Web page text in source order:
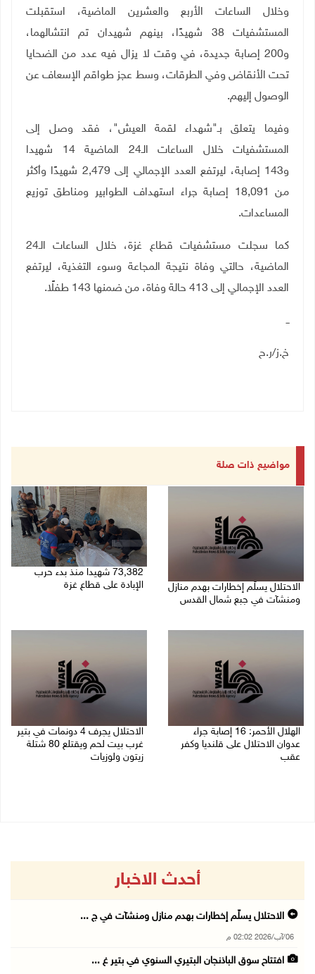
وخلال الساعات الأربع والعشرين الماضية، استقبلت
المستشفيات
38 شهيدًا، بينهم شهيدان تم انتشالهما،
و200 إصابة جديدة، في وقت لا يزال فيه عدد من الضحايا
تحت الأنقاض وفي الطرقات، وسط عجز طواقم الإسعاف عن
الوصول إليهم.
وفيما يتعلق بـ"شهداء لقمة العيش"، فقد وصل إلى
المستشفيات خلال الساعات الـ24 الماضية
14 شهيدا
و143 إصابة، ليرتفع العدد الإجمالي إلى 2,479 شهيدًا وأكثر
من 18,091 إصابة جراء استهداف الطوابير ومناطق توزيع
المساعدات.
كما سجلت مستشفيات قطاع غزة، خلال الساعات الـ24
الماضية، حالتي وفاة نتيجة المجاعة وسوء التغذية، ليرتفع
العدد الإجمالي إلى 413 حالة وفاة، من ضمنها 143 طفلًا.
ــ
خ.ز/ر.ح
مواضيع ذات صلة
الاحتلال يسلّم إخطارات بهدم منازل
ومنشآت في جبع شمال القدس
73,382 شهيدا منذ بدء حرب
الإبادة على قطاع غزة
الهلال الأحمر: 16 إصابة جراء
عدوان الاحتلال على قلنديا وكفر
عقب
الاحتلال يجرف 4 دونمات في بتير
غرب بيت لحم ويقتلع 80 شتلة
زيتون ولوزيات
أحدث الاخبار
الاحتلال يسلّم إخطارات بهدم منازل ومنشآت في ج ...
06/آب/2026 02:02 م
افتتاح سوق الباذنجان البتيري السنوي في بتير غ ...